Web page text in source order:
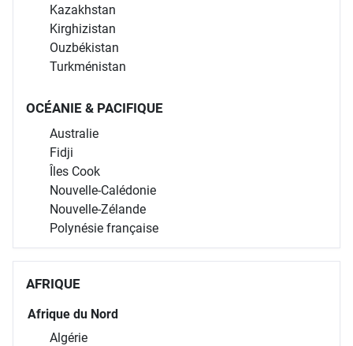
Kazakhstan
Kirghizistan
Ouzbékistan
Turkménistan
OCÉANIE & PACIFIQUE
Australie
Fidji
Îles Cook
Nouvelle-Calédonie
Nouvelle-Zélande
Polynésie française
AFRIQUE
Afrique du Nord
Algérie